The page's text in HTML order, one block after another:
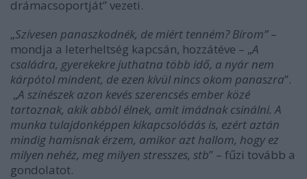
drámacsoportját” vezeti.
„Szívesen panaszkodnék, de miért tenném? Bírom”–
mondja a leterheltség kapcsán, hozzátéve – „A
családra, gyerekekre juthatna több idő, a nyár nem
kárpótol mindent, de ezen kívül nincs okom panaszra”.
„A színészek azon kevés szerencsés ember közé
tartoznak, akik abból élnek, amit imádnak csinálni. A
munka tulajdonképpen kikapcsolódás is, ezért aztán
mindig hamisnak érzem, amikor azt hallom, hogy ez
milyen nehéz, meg milyen stresszes, stb” – fűzi tovább a
gondolatot.